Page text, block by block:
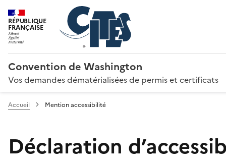
RÉPUBLIQUE
FRANÇAISE
Convention de Washington
Vos demandes dématérialisées de permis et certificats
Accueil Mention accessibilité
Déclaration